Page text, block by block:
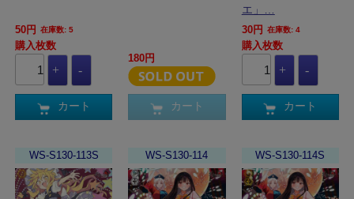
50円 在庫数: 5
購入枚数
カート
180円
カート
エ」…
30円 在庫数: 4
購入枚数
カート
WS-S130-113S WS-S130-114 WS-S130-114S